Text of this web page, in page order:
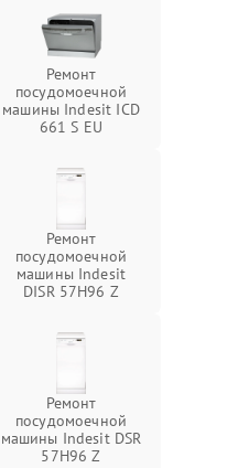
Ремонт
посудомоечной
машины Indesit ICD
661 S EU
Ремонт
посудомоечной
машины Indesit
DISR 57H96 Z
Ремонт
посудомоечной
машины Indesit DSR
57H96 Z